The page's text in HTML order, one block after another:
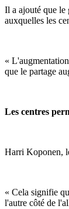
Il a ajouté que le
auxquelles les
«
que le partage
Les centres
Harri Koponen,
« Cela signifie
l'autre côté de